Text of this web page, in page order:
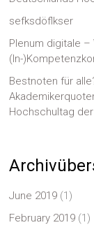
sefksdöflkser
Plenum digitale –
(In-
Bestnoten für
Hochschultag
June 2019 (1)
February 2019 (1)